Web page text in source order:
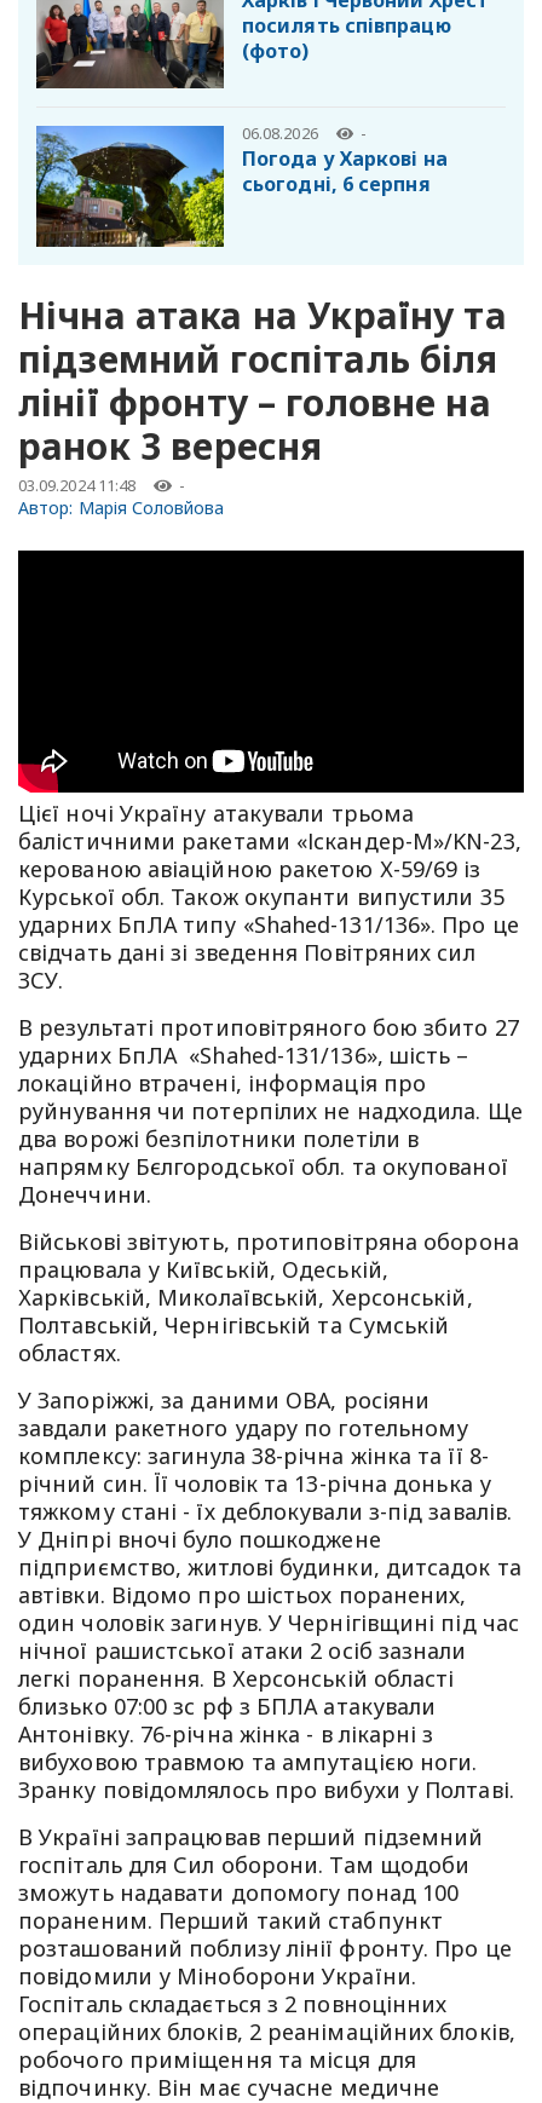
посилять співпрацю
(фото)
06.08.2026 -
Погода у Харкові на
сьогодні, 6 серпня
Нічна атака на Україну та
підземний госпіталь біля
лінії фронту – головне на
ранок 3 вересня
03.09.2024 11:48 -
Автор: Марія Соловйова
Цієї ночі Україну атакували трьома
балістичними ракетами «Іскандер-М»/KN-23,
керованою авіаційною ракетою Х-59/69 із
Курської обл. Також окупанти випустили 35
ударних БпЛА типу «Shahed-131/136». Про це
свідчать дані зі зведення Повітряних сил
ЗСУ.
В результаті протиповітряного бою збито 27
ударних БпЛА «Shahed-131/136», шість –
локаційно втрачені, інформація про
руйнування чи потерпілих не надходила. Ще
два ворожі безпілотники полетіли в
напрямку Бєлгородської обл. та окупованої
Донеччини.
Військові звітують, протиповітряна оборона
працювала у Київській, Одеській,
Харківській, Миколаївській, Херсонській,
Полтавській, Чернігівській та Сумській
областях.
У Запоріжжі, за даними ОВА, росіяни
завдали ракетного удару по готельному
комплексу: загинула 38-річна жінка та її 8-
річний син. Її чоловік та 13-річна донька у
тяжкому стані - їх деблокували з-під завалів.
У Дніпрі вночі було пошкоджене
підприємство, житлові будинки, дитсадок та
автівки. Відомо про шістьох поранених,
один чоловік загинув. У Чернігівщині під час
нічної рашистської атаки 2 осіб зазнали
легкі поранення. В Херсонській області
близько 07:00 зс рф з БПЛА атакували
Антонівку. 76-річна жінка - в лікарні з
вибуховою травмою та ампутацією ноги.
Зранку повідомлялось про вибухи у Полтаві.
В Україні запрацював перший підземний
госпіталь для Сил оборони. Там щодоби
зможуть надавати допомогу понад 100
пораненим. Перший такий стабпункт
розташований поблизу лінії фронту. Про це
повідомили у Міноборони України.
Госпіталь складається з 2 повноцінних
операційних блоків, 2 реанімаційних блоків,
робочого приміщення та місця для
відпочинку. Він має сучасне медичне